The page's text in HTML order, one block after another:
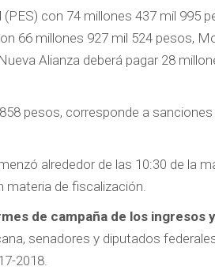
con 74 millones 437 mil 995
66 millones 927 mil 524 pesos,
Alianza deberá pagar 28
pesos, corresponde a
alrededor de las 10:30 de la
materia de fiscalización.
de campaña de los ingresos
senadores y diputados
2018.